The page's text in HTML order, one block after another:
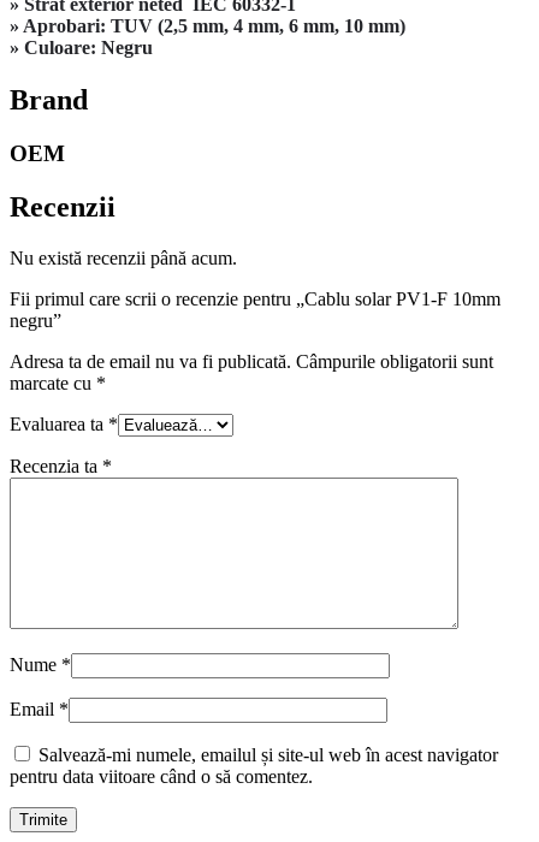
» Aprobari: TUV (2,5 mm, 4 mm, 6 mm, 10 mm)
» Culoare: Negru
Brand
OEM
Recenzii
Nu există recenzii până acum.
Fii primul care scrii o recenzie pentru „Cablu solar PV1-F 10mm
negru”
Adresa ta de email nu va fi publicată. Câmpurile obligatorii sunt
marcate cu *
Evaluarea ta *
Recenzia ta *
Nume *
Email *
Salvează-mi numele, emailul și site-ul web în acest navigator
pentru data viitoare când o să comentez.